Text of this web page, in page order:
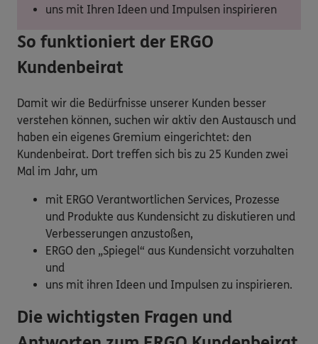
uns mit Ihren Ideen und Impulsen inspirieren
So funktioniert der ERGO
Kundenbeirat
Damit wir die Bedürfnisse unserer Kunden besser
verstehen können, suchen wir aktiv den Austausch und
haben ein eigenes Gremium eingerichtet: den
Kundenbeirat. Dort treffen sich bis zu 25 Kunden zwei
Mal im Jahr, um
mit ERGO Verantwortlichen Services, Prozesse
und Produkte aus Kundensicht zu diskutieren und
Verbesserungen anzustoßen,
ERGO den „Spiegel“ aus Kundensicht vorzuhalten
und
uns mit ihren Ideen und Impulsen zu inspirieren.
Die wichtigsten Fragen und